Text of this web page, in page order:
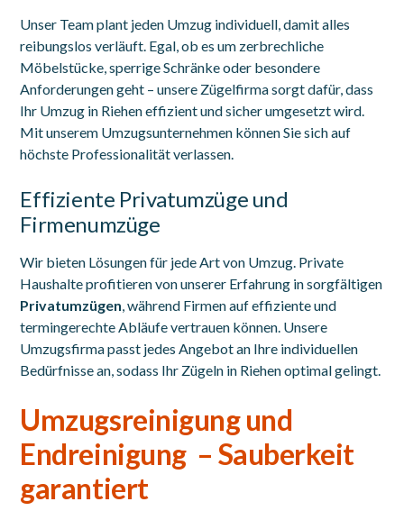
Unser Team plant jeden Umzug individuell, damit alles
reibungslos verläuft. Egal, ob es um zerbrechliche
Möbelstücke, sperrige Schränke oder besondere
Anforderungen geht – unsere Zügelfirma sorgt dafür, dass
Ihr Umzug in Riehen effizient und sicher umgesetzt wird.
Mit unserem Umzugsunternehmen können Sie sich auf
höchste Professionalität verlassen.
Effiziente Privatumzüge und
Firmenumzüge
Wir bieten Lösungen für jede Art von Umzug. Private
Haushalte profitieren von unserer Erfahrung in sorgfältigen
Privatumzügen , während Firmen auf effiziente und
termingerechte Abläufe vertrauen können. Unsere
Umzugsfirma passt jedes Angebot an Ihre individuellen
Bedürfnisse an, sodass Ihr Zügeln in Riehen optimal gelingt.
Umzugsreinigung und
Endreinigung – Sauberkeit
garantiert